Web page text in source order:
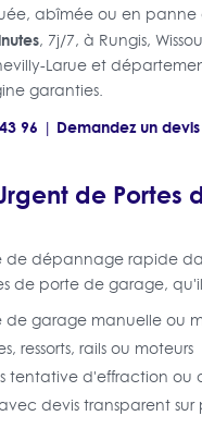
abîmée ou en panne
, 7j/7, à Rungis,
Larue et
garanties.
96 | Demandez un
de Portes
de dépannage rapide
de porte de garage,
garage manuelle ou
ressorts, rails ou moteurs
tentative d'effraction ou
devis transparent sur